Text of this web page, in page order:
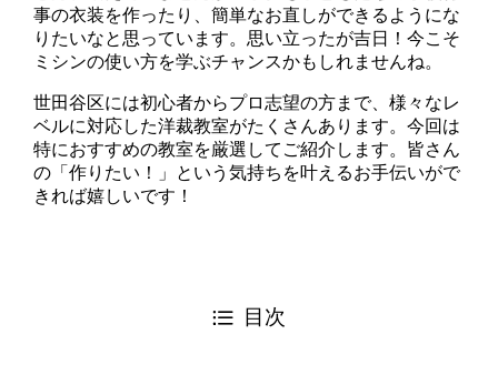
事の衣装を作ったり、簡単なお直しができるようにな
りたいなと思っています。思い立ったが吉日！今こそ
ミシンの使い方を学ぶチャンスかもしれませんね。
世田谷区には初心者からプロ志望の方まで、様々なレ
ベルに対応した洋裁教室がたくさんあります。今回は
特におすすめの教室を厳選してご紹介します。皆さん
の「作りたい！」という気持ちを叶えるお手伝いがで
きれば嬉しいです！
目次